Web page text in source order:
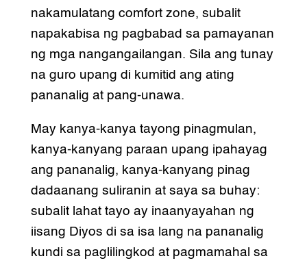
nakamulatang comfort zone, subalit
napakabisa ng pagbabad sa pamayanan
ng mga nangangailangan. Sila ang tunay
na guro upang di kumitid ang ating
pananalig at pang-unawa.
May kanya-kanya tayong pinagmulan,
kanya-kanyang paraan upang ipahayag
ang pananalig, kanya-kanyang pinag
dadaanang suliranin at saya sa buhay:
subalit lahat tayo ay inaanyayahan ng
iisang Diyos di sa isa lang na pananalig
kundi sa paglilingkod at pagmamahal sa